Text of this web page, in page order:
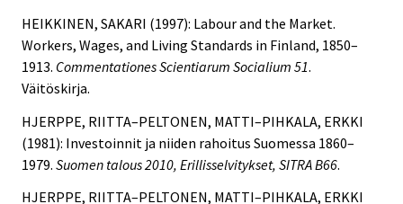
HEIKKINEN, SAKARI (1997): Labour and the Market.
Workers, Wages, and Living Standards in Finland, 1850–
1913. Commentationes Scientiarum Socialium 51.
Väitöskirja.
HJERPPE, RIITTA–PELTONEN, MATTI–PIHKALA, ERKKI
(1981): Investoinnit ja niiden rahoitus Suomessa 1860–
1979. Suomen talous 2010, Erillisselvitykset, SITRA B66.
HJERPPE, RIITTA–PELTONEN, MATTI–PIHKALA, ERKKI